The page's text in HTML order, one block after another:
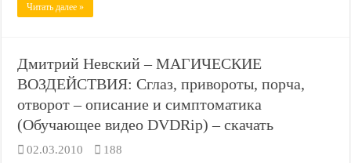
Читать далее »
Дмитрий Невский – МАГИЧЕСКИЕ
ВОЗДЕЙСТВИЯ: Сглаз, привороты, порча,
отворот – описание и симптоматика
(Обучающее видео DVDRip) – скачать
02.03.2010 188